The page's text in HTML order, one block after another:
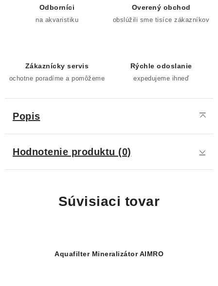
Odborníci
na akvaristiku
Overený obchod
obslúžili sme tisíce zákazníkov
Zákaznícky servis
ochotne poradíme a pomôžeme
Rýchle odoslanie
expedujeme ihneď
Popis
Hodnotenie produktu (0)
Súvisiaci tovar
Aquafilter Mineralizátor AIMRO